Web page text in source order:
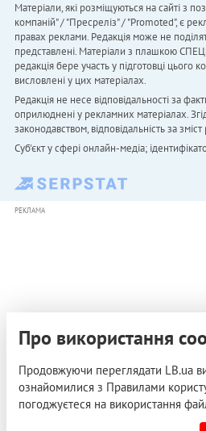
Матеріали, які розміщуються на сайті з
компаній" / "Пресреліз" / "Promoted", є
правах реклами. Редакція може не
представлені. Матеріали з плашкою
редакція бере участь у підготовці цього
висловлені у цих матеріалах.
Редакція не несе відповідальності за
оприлюднені у рекламних матеріалах.
законодавством, відповідальність за
Cуб'єкт у сфері онлайн-медіа;
РЕКЛАМА
Про використання
Продовжуючи переглядати LB.ua
ознайомилися з Правилами
погоджуєтеся на використання